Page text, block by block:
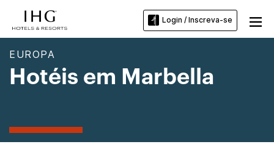
Login / Inscreva-se
EUROPA
Hotéis em Marbella